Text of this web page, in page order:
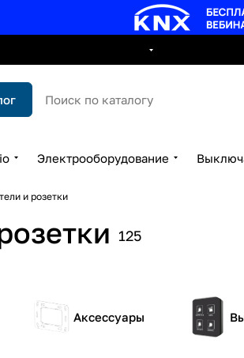
Электрооборудование
и розетки
125
Аксессуары